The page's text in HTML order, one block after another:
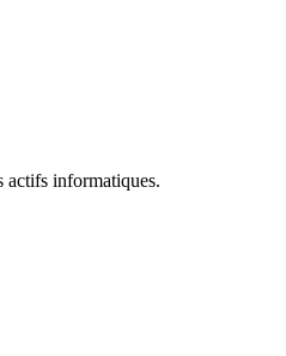
actifs informatiques.